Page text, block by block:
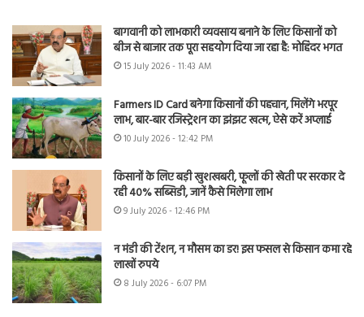
बागवानी को लाभकारी व्यवसाय बनाने के लिए किसानों को
बीज से बाजार तक पूरा सहयोग दिया जा रहा है: मोहिंदर भगत
15 July 2026 - 11:43 AM
Farmers ID Card बनेगा किसानों की पहचान, मिलेंगे भरपूर
लाभ, बार-बार रजिस्ट्रेशन का झंझट खत्म, ऐसे करें अप्लाई
10 July 2026 - 12:42 PM
किसानों के लिए बड़ी खुशखबरी, फूलों की खेती पर सरकार दे
रही 40% सब्सिडी, जानें कैसे मिलेगा लाभ
9 July 2026 - 12:46 PM
न मंडी की टेंशन, न मौसम का डर! इस फसल से किसान कमा रहे
लाखों रुपये
8 July 2026 - 6:07 PM